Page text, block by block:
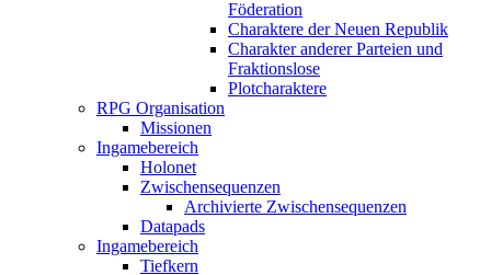
Föderation
Charaktere der Neuen Republik
Charakter anderer Parteien und
Fraktionslose
Plotcharaktere
RPG Organisation
Missionen
Ingamebereich
Holonet
Zwischensequenzen
Archivierte Zwischensequenzen
Datapads
Ingamebereich
Tiefkern